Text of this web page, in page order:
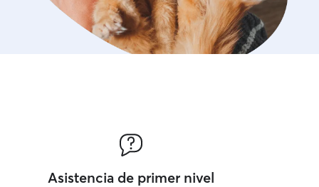
Asistencia de primer nivel